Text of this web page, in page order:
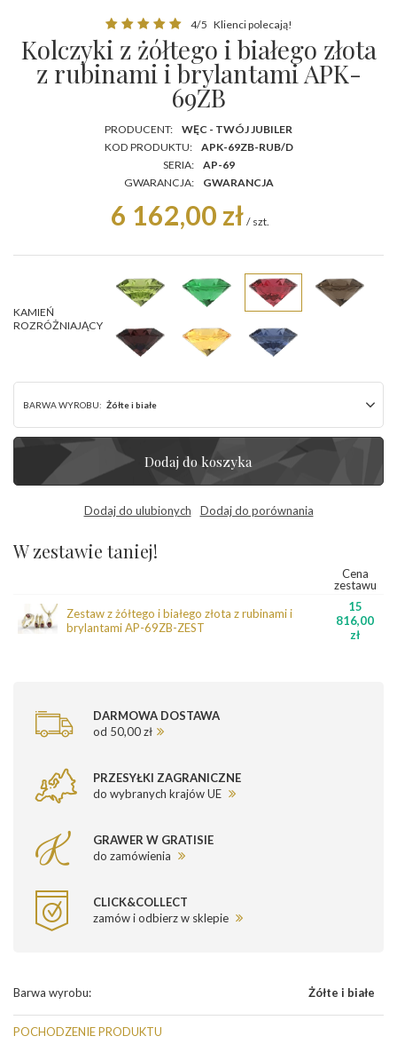
4/5 Klienci polecają!
Kolczyki z żółtego i białego złota
z rubinami i brylantami APK-
69ZB
PRODUCENT:
WĘC - TWÓJ JUBILER
KOD PRODUKTU:
APK-69ZB-RUB/D
SERIA:
AP-69
GWARANCJA:
GWARANCJA
6 162,00 zł / szt.
KAMIEŃ
ROZRÓŻNIAJĄCY
BARWA WYROBU: Żółte i białe
Dodaj do koszyka
Dodaj do ulubionych Dodaj do porównania
W zestawie taniej!
Cena
zestawu
Zestaw z żółtego i białego złota z rubinami i
brylantami AP-69ZB-ZEST
15
816,00
zł
DARMOWA DOSTAWA
od 50,00 zł
PRZESYŁKI ZAGRANICZNE
do wybranych krajów UE
GRAWER W GRATISIE
do zamówienia
CLICK&COLLECT
zamów i odbierz w sklepie
Barwa wyrobu: Żółte i białe
POCHODZENIE PRODUKTU